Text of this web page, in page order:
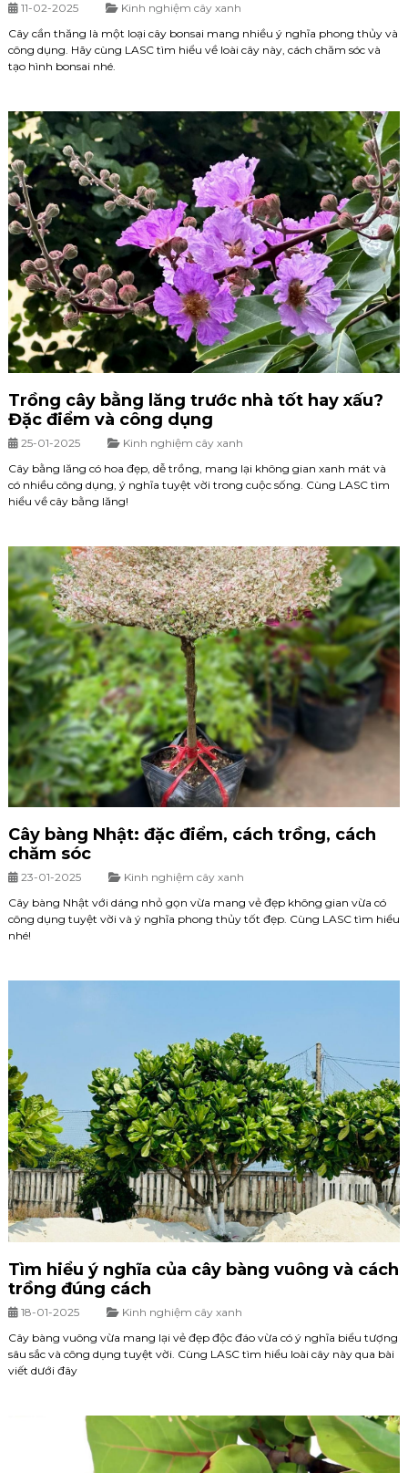
11-02-2025
Kinh nghiệm cây xanh
Cây cần thăng là một loại cây bonsai mang nhiều ý nghĩa phong thủy và
công dụng. Hãy cùng LASC tìm hiểu về loài cây này, cách chăm sóc và
tạo hình bonsai nhé.
Trồng cây bằng lăng trước nhà tốt hay xấu?
Đặc điểm và công dụng
25-01-2025
Kinh nghiệm cây xanh
Cây bằng lăng có hoa đẹp, dễ trồng, mang lại không gian xanh mát và
có nhiều công dụng, ý nghĩa tuyệt vời trong cuộc sống. Cùng LASC tìm
hiểu về cây bằng lăng!
Cây bàng Nhật: đặc điểm, cách trồng, cách
chăm sóc
23-01-2025
Kinh nghiệm cây xanh
Cây bàng Nhật với dáng nhỏ gọn vừa mang vẻ đẹp không gian vừa có
công dụng tuyệt vời và ý nghĩa phong thủy tốt đẹp. Cùng LASC tìm hiểu
nhé!
Tìm hiểu ý nghĩa của cây bàng vuông và cách
trồng đúng cách
18-01-2025
Kinh nghiệm cây xanh
Cây bàng vuông vừa mang lại vẻ đẹp độc đáo vừa có ý nghĩa biểu tượng
sâu sắc và công dụng tuyệt vời. Cùng LASC tìm hiểu loài cây này qua bài
viết dưới đây